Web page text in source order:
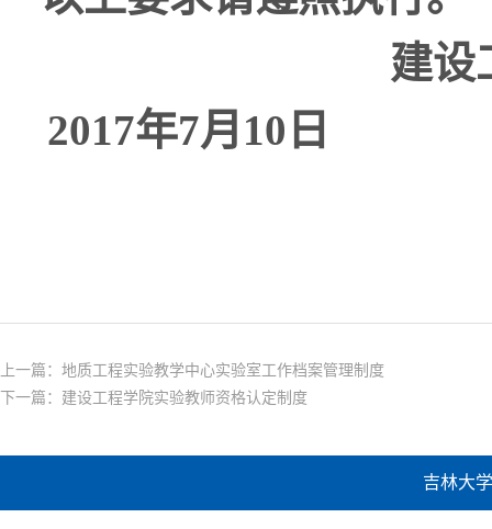
建设
2017年7月 10 日
上一篇： 地质工程实验教学中心实验室工作档案管理制度
下一篇： 建设工程学院实验教师资格认定制度
吉林大